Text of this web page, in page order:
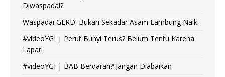
Diwaspadai?
Waspadai GERD: Bukan Sekadar Asam Lambung Naik
#videoYGI | Perut Bunyi Terus? Belum Tentu Karena
Lapar!
#videoYGI | BAB Berdarah? Jangan Diabaikan